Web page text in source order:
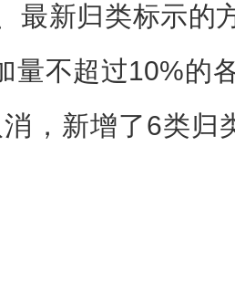
新归类标示的方
量不超过10%的
，新增了6类归